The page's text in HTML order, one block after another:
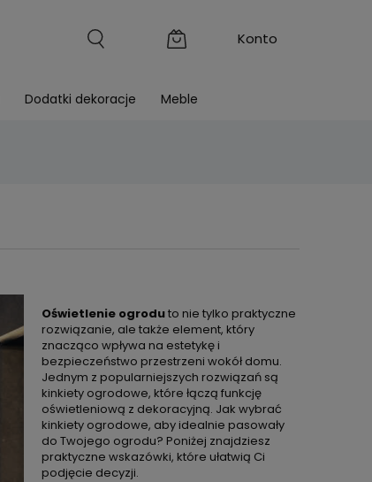
Dodatki dekoracje Meble
Oświetlenie ogroduto nie tylko praktyczne
rozwiązanie, ale także element, który
znacząco wpływa na estetykę i
bezpieczeństwo przestrzeni wokół domu.
Jednym z popularniejszych rozwiązań są
kinkiety ogrodowe, które łączą funkcję
oświetleniową z dekoracyjną. Jak wybrać
kinkiety ogrodowe, aby idealnie pasowały
do Twojego ogrodu? Poniżej znajdziesz
praktyczne wskazówki, które ułatwią Ci
podjęcie decyzji.